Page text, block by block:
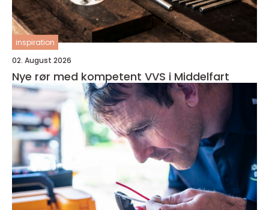
inspiration
02. August 2026
Nye rør med kompetent VVS i Middelfart